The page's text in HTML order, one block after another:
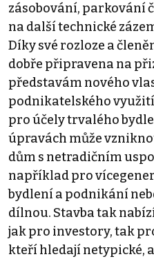
zásobování, parkování
na další technické
Díky své rozloze a
dobře připravena na
představám nového
podnikatelského
pro účely trvalého
úpravách může
dům s netradičním
například pro
bydlení a podnikání
dílnou. Stavba tak
jak pro investory, tak
kteří hledají netypické,